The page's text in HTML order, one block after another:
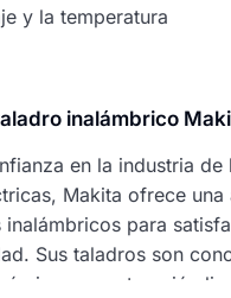
y la temperatura
inalámbrico
en la industria de
Makita ofrece una
para
Sus taladros son
construcción